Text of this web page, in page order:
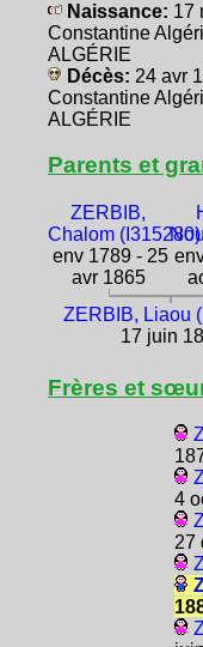
Naissance: 17
Constantine
ALGÉRIE
Décès: 24 avr
Constantine
ALGÉRIE
Parents et
ZERBIB,
Chalom (I315280)
env 1789 - 25
avr 1865
ZERBIB, Liaou
17 juin
Frères et
4
27